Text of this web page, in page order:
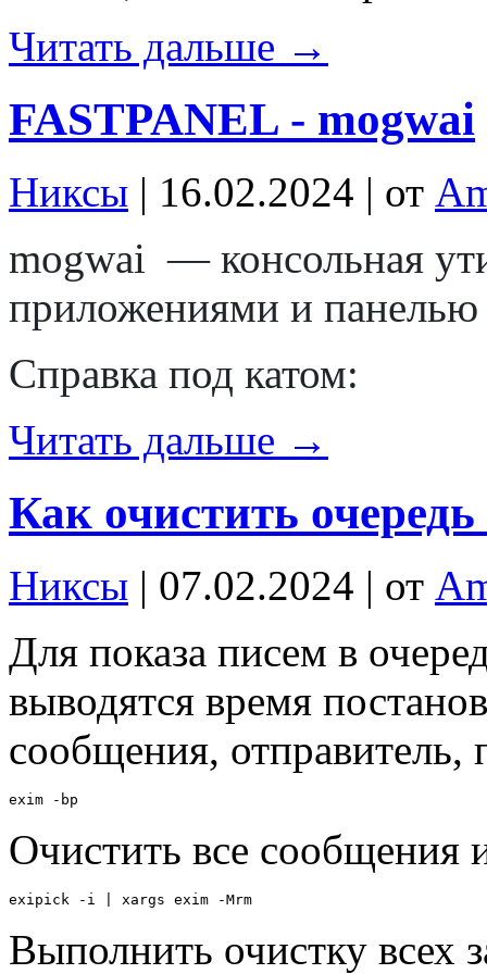
Читать дальше →
FASTPANEL - mogwai
Никсы | 16.02.2024 | от
mogwai — консольная
приложениями и
Справка под катом:
Читать дальше →
Как очистить
Никсы | 07.02.2024 | от
Для показа писем в
выводятся время
сообщения, отправитель,
exim -bp
Очистить все сообщения
exipick -i | xargs exim -Mrm
Выполнить очистку всех